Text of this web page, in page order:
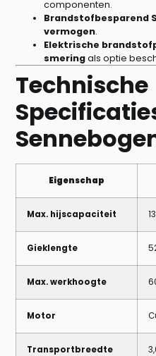
componenten.
Brandstofbesparend
vermogen.
Elektrische
smeringals optie
Technische
Eigenschap
Max. hijscapaciteit
Gieklengte
Max. werkhoogte
Motor
Transportbreedte